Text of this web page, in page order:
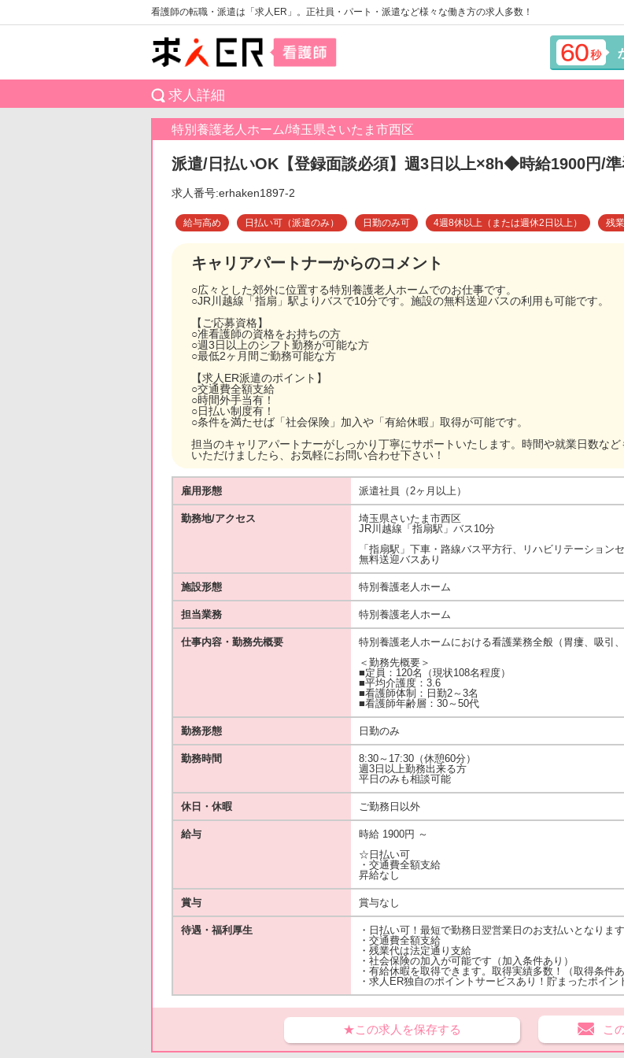
看護師の転職・派遣は「求人ER」。正社員・パート・派遣など様々な働き方の求人多数！
求人詳細
特別養護老人ホーム/埼玉県さいたま市西区
派遣/日払いOK【登録面談必須】週3日以上×8h◆時給1900円/
求人番号:erhaken1897-2
給与高め 日払い可（派遣のみ） 日勤のみ可 4週8休以上（または週休2日以上） 残
キャリアパートナーからのコメント
○広々とした郊外に位置する特別養護老人ホームでのお仕事です。
○JR川越線「指扇」駅よりバスで10分です。施設の無料送迎バスの利用も可能です。
【ご応募資格】
○准看護師の資格をお持ちの方
○週3日以上のシフト勤務が可能な方
○最低2ヶ月間ご勤務可能な方
【求人ER派遣のポイント】
○交通費全額支給
○時間外手当有！
○日払い制度有！
○条件を満たせば「社会保険」加入や「有給休暇」取得が可能です。
担当のキャリアパートナーがしっかり丁寧にサポートいたします。時間や就業日数な
いただけましたら、お気軽にお問い合わせ下さい！
雇用形態 派遣社員（2ヶ月以上）
勤務地/アクセス
埼玉県さいたま市西区
JR川越線「指扇駅」バス10分
「指扇駅」下車・路線バス平方行、リハビリテーショ
無料送迎バスあり
施設形態 特別養護老人ホーム
担当業務 特別養護老人ホーム
仕事内容・勤務先概要
特別養護老人ホームにおける看護業務全般（胃瘻、吸引、
＜勤務先概要＞
■定員：120名（現状108名程度）
■平均介護度：3.6
■看護師体制：日勤2～3名
■看護師年齢層：30～50代
勤務形態 日勤のみ
勤務時間
8:30～17:30（休憩60分）
週3日以上勤務出来る方
平日のみも相談可能
休日・休暇 ご勤務日以外
給与
時給 1900円 ～
☆日払い可
・交通費全額支給
昇給なし
賞与 賞与なし
待遇・福利厚生
・日払い可！最短で勤務日翌営業日のお支払いとなりま
・交通費全額支給
・残業代は法定通り支給
・社会保険の加入が可能です（加入条件あり）
・有給休暇を取得できます。取得実績多数！（取得条件あ
・求人ER独自のポイントサービスあり！貯まったポイ
★この求人を保存する こ